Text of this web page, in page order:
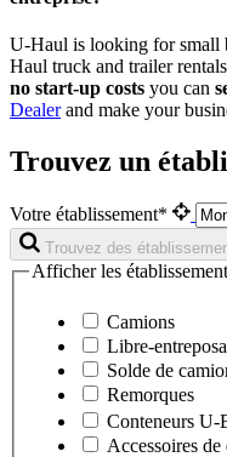
U-Haul is looking for small
Haul truck and trailer
no start-up costs you can
Dealerand make your
Trouvez un
Votre établissement*
Trouvez des
Afficher les
Camions
Libre-
Solde de
Remorques
Conteneurs U-
Accessoires de